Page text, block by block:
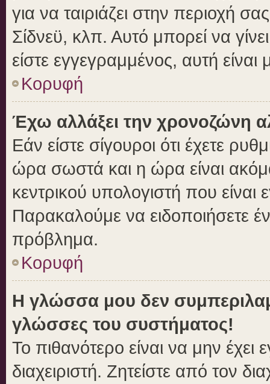
για να ταιριάζει στην περιοχή
Σίδνεϋ, κλπ. Αυτό μπορεί να
είστε εγγεγραμμένος, αυτή είναι
Κορυφή
Έχω αλλάξει την χρονοζώνη
Εάν είστε σίγουροι ότι έχετε
ώρα σωστά και η ώρα είναι
κεντρικού υπολογιστή που
Παρακαλούμε να ειδοποιήσετε
πρόβλημα.
Κορυφή
Η γλώσσα μου δεν
γλώσσες του συστήματος!
Το πιθανότερο είναι να μην
διαχειριστή. Ζητείστε από τον